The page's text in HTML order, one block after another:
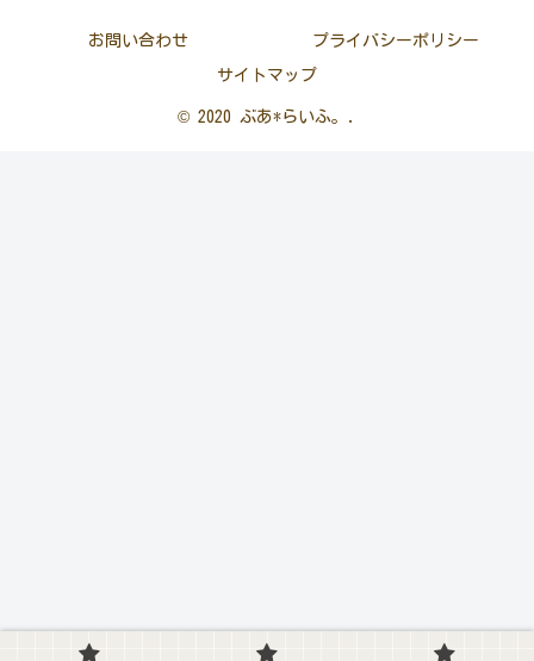
お問い合わせ プライバシーポリシー
サイトマップ
© 2020 ぶあ*らいふ。.